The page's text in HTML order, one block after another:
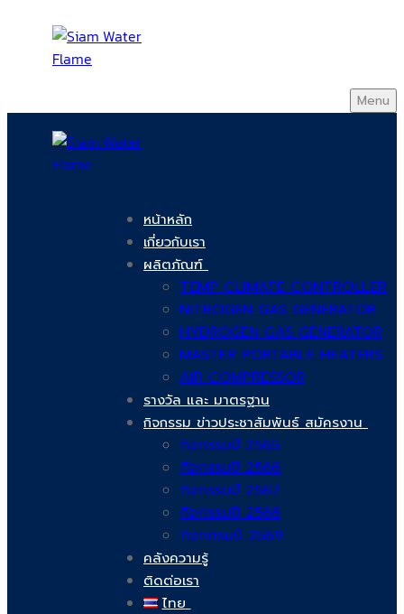
Menu
หน้าหลัก
เกี่ยวกับเรา
ผลิตภัณฑ์
TEMP CLIMATE CONTROLLER
NITROGEN GAS GENERATOR
HYDROGEN GAS GENERATOR
MASTER PORTABLE HEATERS
AIR COMPRESSOR
รางวัล และ มาตรฐาน
กิจกรรม ข่าวประชาสัมพันธ์ สมัครงาน
กิจกรรมปี 2565
กิจกรรมปี 2566
กิจกรรมปี 2567
กิจกรรมปี 2568
กิจกกรมปี 2569
คลังความรู้
ติดต่อเรา
ไทย